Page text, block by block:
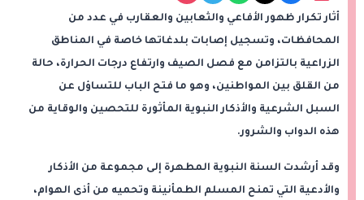
أثار تكرار ظهور الأفاعي والثعابين والعقارب في عدد من
المحافظات، وتسجيل إصابات بلدغاتها خاصة في المناطق
الزراعية بالتزامن مع فصل الصيف وارتفاع درجات الحرارة، حالة
من القلق بين المواطنين، وهو ما فتح الباب للتساؤل عن
السبل الشرعية والأذكار النبوية المأثورة للتحصين والوقاية من
هذه الدواب والشرور.
وقد أرشدت السنة النبوية المطهرة إلى مجموعة من الأذكار
والأدعية التي تمنح المسلم الطمأنينة وتحميه من أذى الهوام،